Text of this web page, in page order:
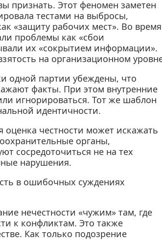
признать. Этот феномен заметен
тестами на выбросы,
«защиту рабочих мест». Во время
проблемы как «сбои
их «сокрытием информации».
на организационном
одной партии убеждены, что
факты. При этом внутренние
игнорироваться. Тот же шаблон
идентичности.
честности может искажать
органы,
сосредоточиться не на тех
нарушения.
в ошибочных суждениях
нечестности «чужим» там, где
к конфликтам. Это также
Как только подозрение